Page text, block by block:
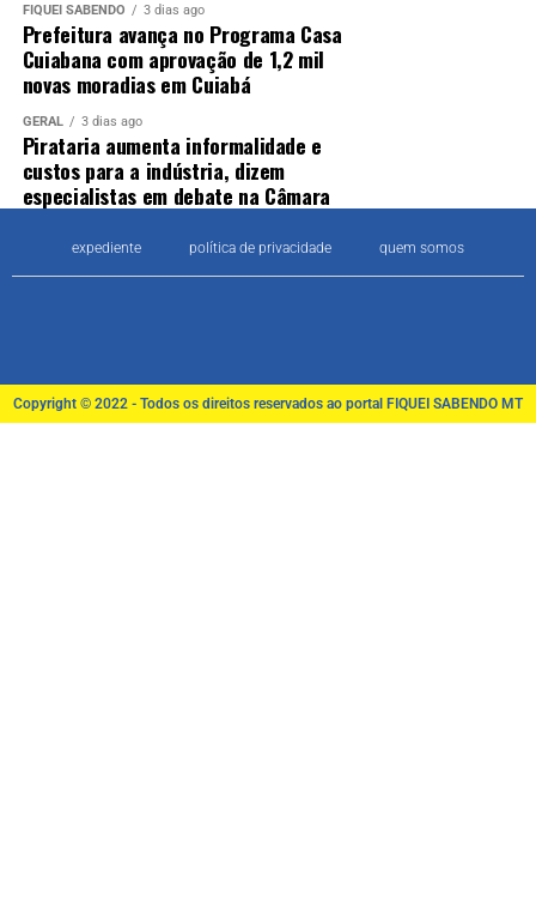
FIQUEI SABENDO 3 dias ago
Prefeitura avança no Programa Casa
Cuiabana com aprovação de 1,2 mil
novas moradias em Cuiabá
GERAL 3 dias ago
Pirataria aumenta informalidade e
custos para a indústria, dizem
especialistas em debate na Câmara
expediente política de privacidade quem somos
Copyright © 2022 - Todos os direitos reservados ao portal FIQUEI SABENDO MT